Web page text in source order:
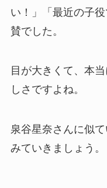
い！」「最近の子
賛でした。
目が大きくて、本
しさですよね。
泉谷星奈さんに似
みていきましょう。